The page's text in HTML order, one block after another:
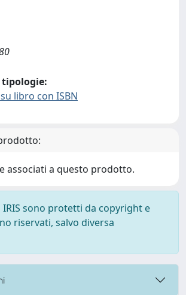
tipologie:
libro con ISBN
associati a questo prodotto.
sono protetti da copyright e
riservati, salvo diversa